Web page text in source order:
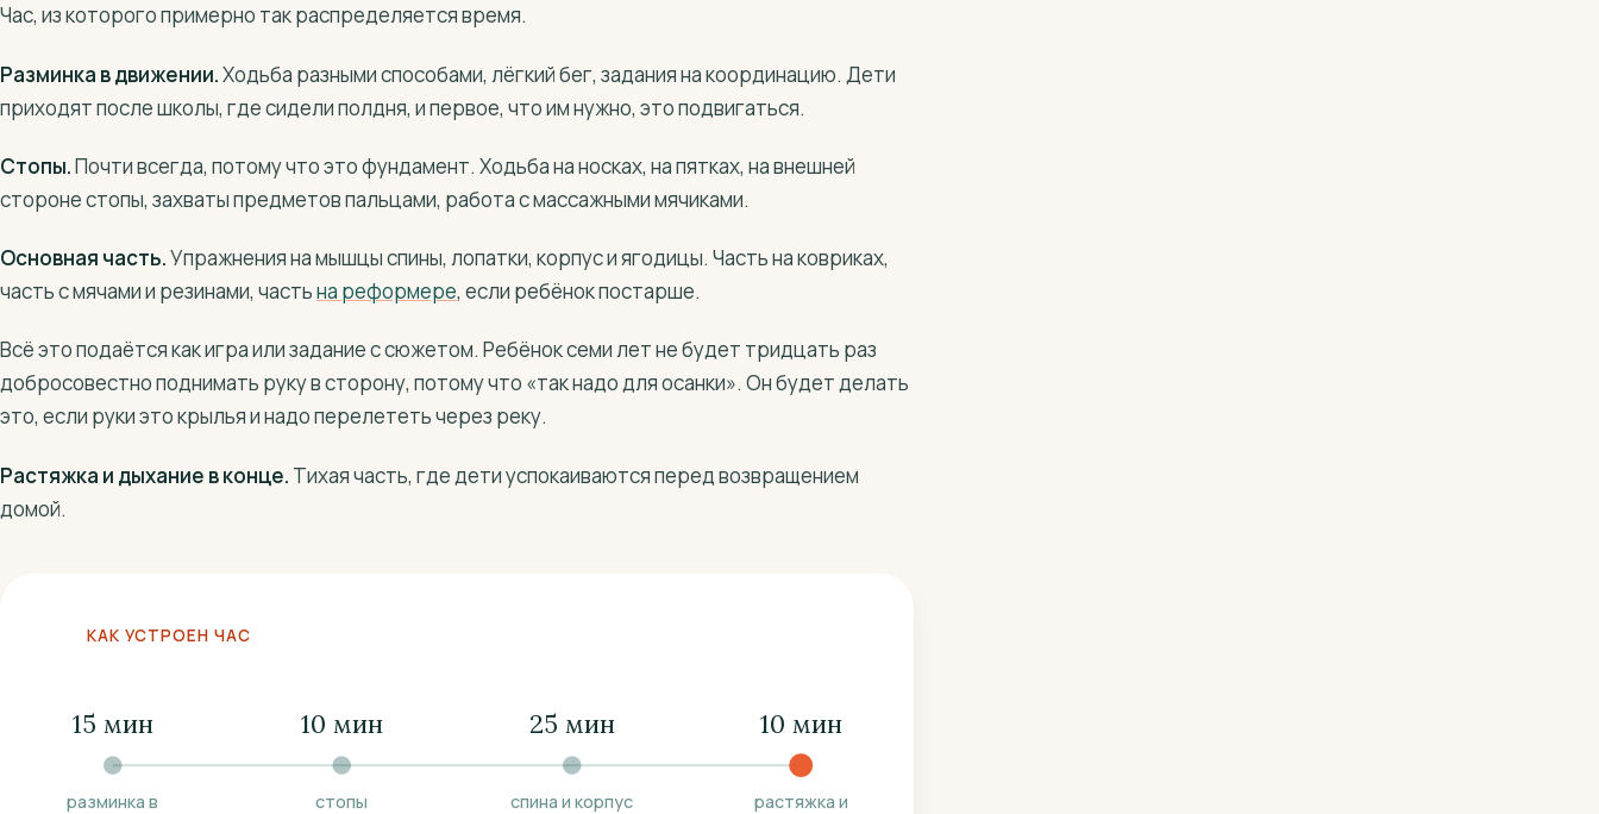
Час, из которого примерно так распределяется время.
Разминка в движении.Ходьба разными способами, лёгкий бег, задания на координацию. Дети
приходят после школы, где сидели полдня, и первое, что им нужно, это подвигаться.
Стопы.Почти всегда, потому что это фундамент. Ходьба на носках, на пятках, на внешней
стороне стопы, захваты предметов пальцами, работа с массажными мячиками.
Основная часть.Упражнения на мышцы спины, лопатки, корпус и ягодицы. Часть на ковриках,
часть с мячами и резинами, частьна реформере, если ребёнок постарше.
Всё это подаётся как игра или задание с сюжетом. Ребёнок семи лет не будет тридцать раз
добросовестно поднимать руку в сторону, потому что «так надо для осанки». Он будет делать
это, если руки это крылья и надо перелететь через реку.
Растяжка и дыхание в конце. Тихая часть, где дети успокаиваются перед возвращением
домой.
КАК УСТРОЕН ЧАС
15 мин
разминка в
10 мин
стопы
25 мин
спина и корпус
10 мин
растяжка и